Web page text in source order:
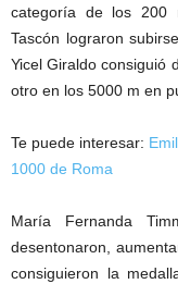
categoría de los 200
Tascón lograron
Yicel Giraldo consiguió
otro en los 5000 m en
Te puede interesar:
1000 de Roma
María Fernanda
desentonaron,
consiguieron la